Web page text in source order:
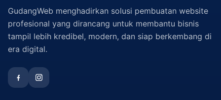
GudangWeb menghadirkan solusi pembuatan website
profesional yang dirancang untuk membantu bisnis
tampil lebih kredibel, modern, dan siap berkembang di
era digital.